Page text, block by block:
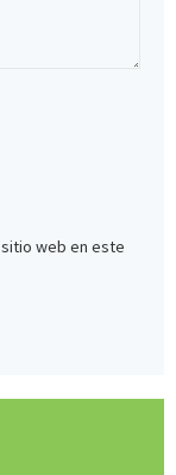
web en este